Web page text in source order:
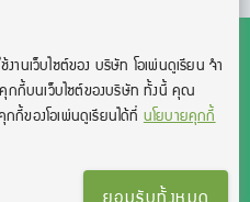
านเว็บไซต์ของ บริษัท โอเพ่นดูเรียน จํา
คุกกี้บนเว็บไซต์ของบริษัท ทั้งนี้ คุณ
กี้ของโอเพ่นดูเรียนได้ที่นโยบายคุกกี้
ยน จำกัด 2021 ©︎ OpenDurian
Ltd.
trademarks of Educational Testing
ติดต่อเรา